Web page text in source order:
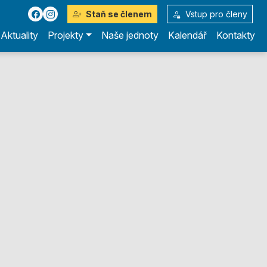
Staň se členem Vstup pro členy
Aktuality Projekty Naše jednoty Kalendář Kontakty